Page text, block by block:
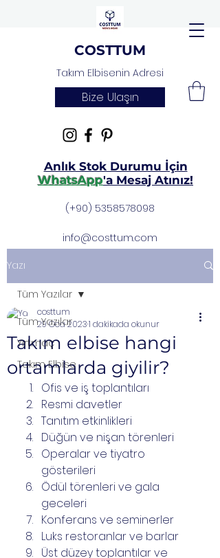
COSTTUM
Takım Elbisenin Adresi
Bize Ulaşın
info@costtum.com
(+90) 5358578098
Anlık Stok Durumu İçin
WhatsApp'a Mesaj Atınız!
Yazı
Tüm Yazılar
Yırtmaç
Takım Elbise
Tüm Yazılar
Takım elbise hangi
ortamlarda giyilir?
costtum
29 Oca 20231 dakikada okunur
Ofis ve iş toplantıları
Resmi davetler
Tanıtım etkinlikleri
Düğün ve nişan törenleri
Operalar ve tiyatro
gösterileri
Ödül törenleri ve gala
geceleri
Konferans ve seminerler
Luks restoranlar ve barlar
Üst düzey toplantılar ve